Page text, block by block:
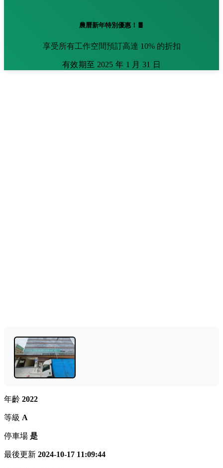
農曆新年特別優惠！🧧
享受所有工作空間預訂高達 10% 的折扣
有效期至 2025 年 1 月 31 日
年齡 2022
等級 A
停車場 是
最後更新 2024-10-17 11:09:44